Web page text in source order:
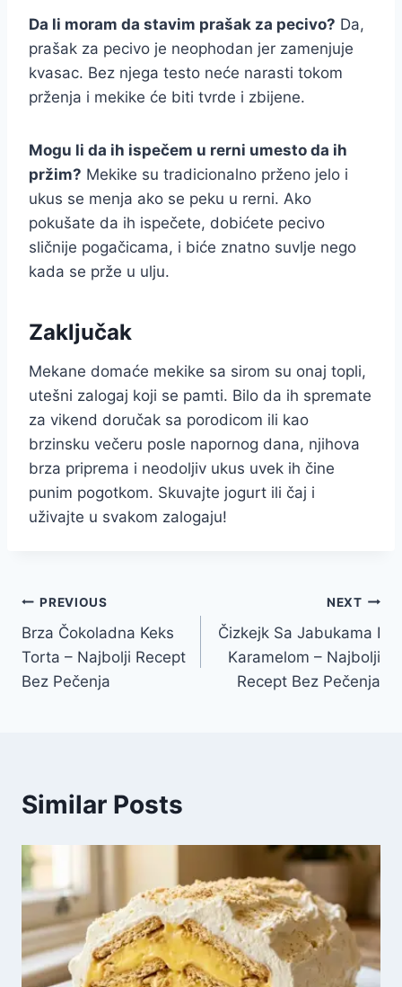
Da li moram da stavim prašak za pecivo? Da,
prašak za pecivo je neophodan jer zamenjuje
kvasac. Bez njega testo neće narasti tokom
prženja i mekike će biti tvrde i zbijene.
Mogu li da ih ispečem u rerni umesto da ih
pržim? Mekike su tradicionalno prženo jelo i
ukus se menja ako se peku u rerni. Ako
pokušate da ih ispečete, dobićete pecivo
sličnije pogačicama, i biće znatno suvlje nego
kada se prže u ulju.
Zaključak
Mekane domaće mekike sa sirom su onaj topli,
utešni zalogaj koji se pamti. Bilo da ih spremate
za vikend doručak sa porodicom ili kao
brzinsku večeru posle napornog dana, njihova
brza priprema i neodoljiv ukus uvek ih čine
punim pogotkom. Skuvajte jogurt ili čaj i
uživajte u svakom zalogaju!
Post
navigation
PREVIOUS
Brza Čokoladna Keks
Torta – Najbolji Recept
Bez Pečenja
NEXT
Čizkejk Sa Jabukama I
Karamelom – Najbolji
Recept Bez Pečenja
Similar Posts